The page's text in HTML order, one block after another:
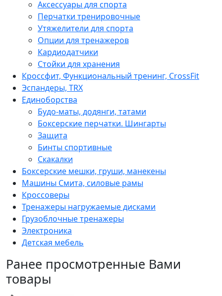
Аксессуары для спорта
Перчатки тренировочные
Утяжелители для спорта
Опции для тренажеров
Кардиодатчики
Стойки для хранения
Кроссфит, Функциональный тренинг, CrossFit
Эспандеры, TRX
Единоборства
Будо-маты, додянги, татами
Боксерские перчатки. Шингарты
Защита
Бинты спортивные
Скакалки
Боксерские мешки, груши, манекены
Машины Смита, силовые рамы
Кроссоверы
Тренажеры нагружаемые дисками
Грузоблочные тренажеры
Электроника
Детская мебель
Ранее просмотренные Вами
товары